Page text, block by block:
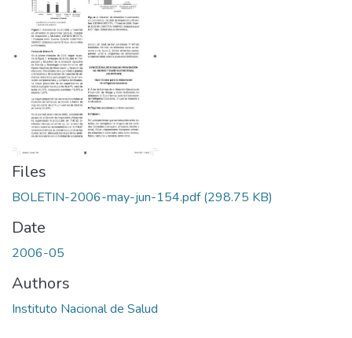
Files
BOLETIN-2006-may-jun-154.pdf(298.75 KB)
Date
2006-05
Authors
Instituto Nacional de Salud